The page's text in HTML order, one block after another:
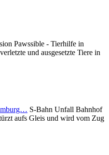
Pawssible - Tierhilfe in
und ausgesetzte Tiere in
S-Bahn Unfall Bahnhof
aufs Gleis und wird vom Zug